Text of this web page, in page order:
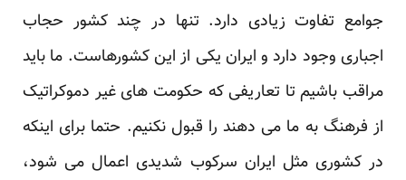
جوامع تفاوت زیادی دارد. تنها در چند کشور حجاب
اجباری وجود دارد و ایران یکی از این کشورهاست. ما باید
مراقب باشیم تا تعاریفی که حکومت های غیر دموکراتیک
از فرهنگ به ما می دهند را قبول نکنیم. حتما برای اینکه
در کشوری مثل ایران سرکوب شدیدی اعمال می شود،